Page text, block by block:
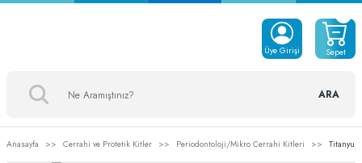
ARA
Üye Girişi Sepet
Anasayfa Cerrahi ve Protetik Kitler Periodontoloji/Mikro Cerrahi Kitleri